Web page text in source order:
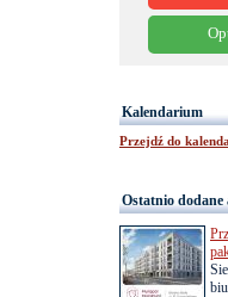
Kalendarium
Przejdź do
Ostatnio dodane